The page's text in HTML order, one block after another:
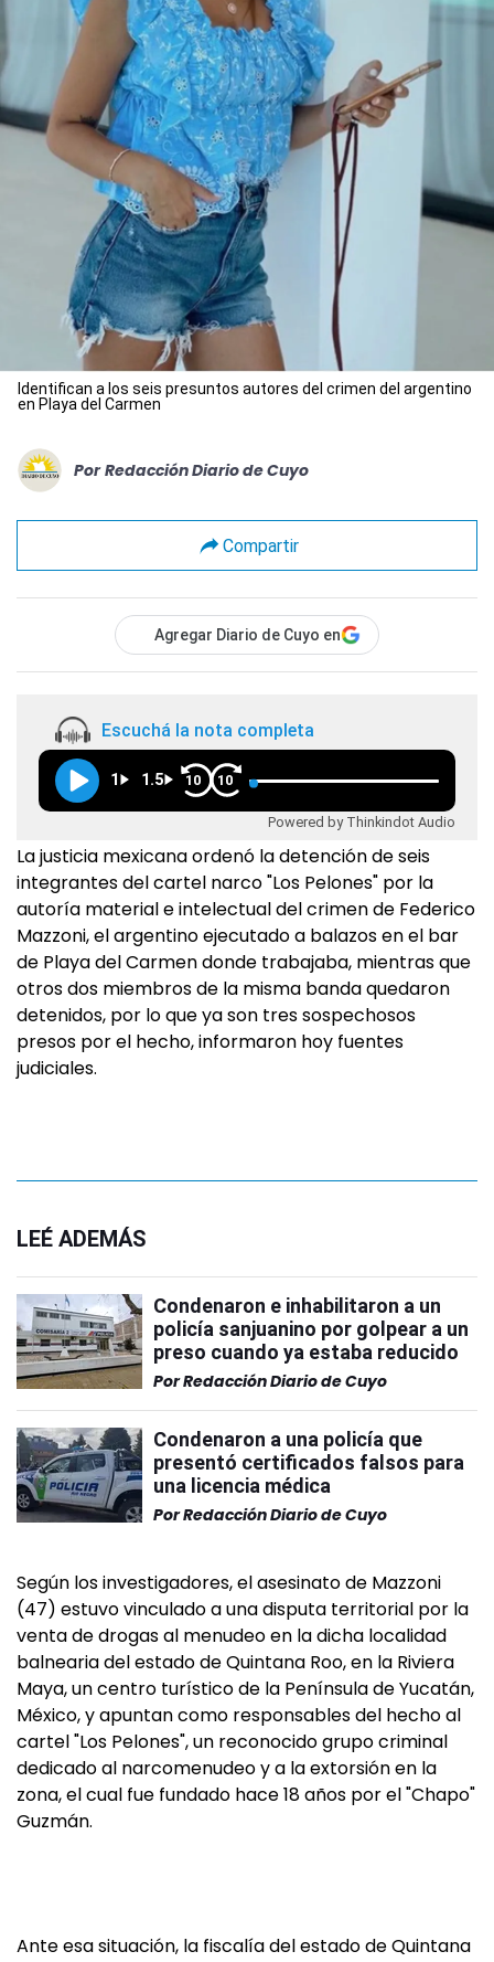
Identifican a los seis presuntos autores del crimen del argentino
en Playa del Carmen
Por Redacción Diario de Cuyo
Compartir
Agregar Diario de Cuyo en
Escuchá la nota completa
1 1.5 10 10
Powered by Thinkindot Audio
La justicia mexicana ordenó la detención de seis
integrantes del cartel narco "Los Pelones" por la
autoría material e intelectual del crimen de Federico
Mazzoni, el argentino ejecutado a balazos en el bar
de Playa del Carmen donde trabajaba, mientras que
otros dos miembros de la misma banda quedaron
detenidos, por lo que ya son tres sospechosos
presos por el hecho, informaron hoy fuentes
judiciales.
LEÉ ADEMÁS
Condenaron e inhabilitaron a un
policía sanjuanino por golpear a un
preso cuando ya estaba reducido
PorRedacción Diario de Cuyo
Condenaron a una policía que
presentó certificados falsos para
una licencia médica
PorRedacción Diario de Cuyo
Según los investigadores, el asesinato de Mazzoni
(47) estuvo vinculado a una disputa territorial por la
venta de drogas al menudeo en la dicha localidad
balnearia del estado de Quintana Roo, en la Riviera
Maya, un centro turístico de la Península de Yucatán,
México, y apuntan como responsables del hecho al
cartel "Los Pelones", un reconocido grupo criminal
dedicado al narcomenudeo y a la extorsión en la
zona, el cual fue fundado hace 18 años por el "Chapo"
Guzmán.
Ante esa situación, la fiscalía del estado de Quintana